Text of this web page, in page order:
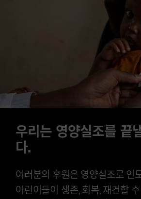
우리는 영양실조를 끝
다.
여러분의 후원은 영양실조로 인
어린이들이 생존, 회복, 재건할